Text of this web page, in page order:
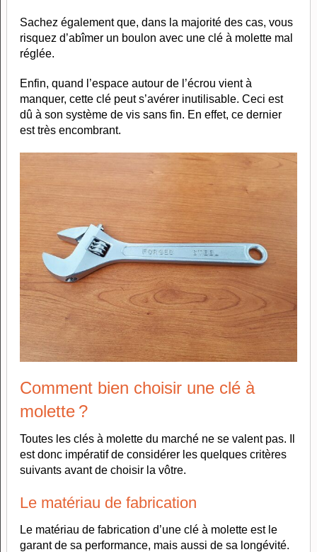
Sachez également que, dans la majorité des cas, vous
risquez d’abîmer un boulon avec une clé à molette mal
réglée.
Enfin, quand l’espace autour de l’écrou vient à
manquer, cette clé peut s’avérer inutilisable. Ceci est
dû à son système de vis sans fin. En effet, ce dernier
est très encombrant.
Comment bien choisir une clé à
molette ?
Toutes les clés à molette du marché ne se valent pas. Il
est donc impératif de considérer les quelques critères
suivants avant de choisir la vôtre.
Le matériau de fabrication
Le matériau de fabrication d’une clé à molette est le
garant de sa performance, mais aussi de sa longévité.